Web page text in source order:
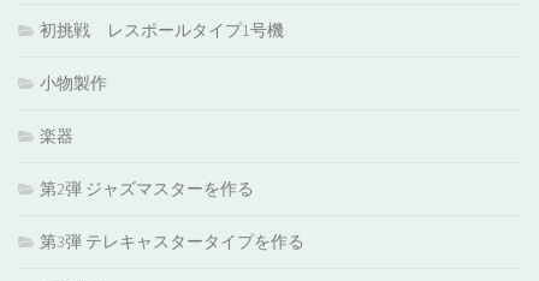
初挑戦 レスポールタイプ1号機
小物製作
楽器
第2弾 ジャズマスターを作る
第3弾 テレキャスタータイプを作る